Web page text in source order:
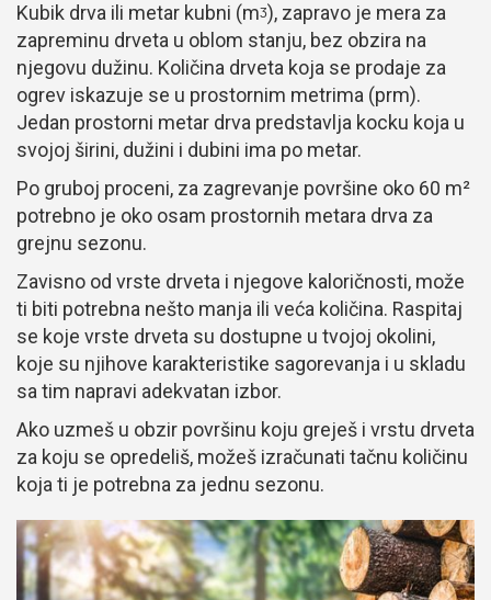
Kubik drva ili metar kubni (mᶾ), zapravo je mera za
zapreminu drveta u oblom stanju, bez obzira na
njegovu dužinu. Količina drveta koja se prodaje za
ogrev iskazuje se u prostornim metrima (prm).
Jedan prostorni metar drva predstavlja kocku koja u
svojoj širini, dužini i dubini ima po metar.
Po gruboj proceni, za zagrevanje površine oko 60 m²
potrebno je oko osam prostornih metara drva za
grejnu sezonu.
Zavisno od vrste drveta i njegove kaloričnosti, može
ti biti potrebna nešto manja ili veća količina. Raspitaj
se koje vrste drveta su dostupne u tvojoj okolini,
koje su njihove karakteristike sagorevanja i u skladu
sa tim napravi adekvatan izbor.
Ako uzmeš u obzir površinu koju greješ i vrstu drveta
za koju se opredeliš, možeš izračunati tačnu količinu
koja ti je potrebna za jednu sezonu.